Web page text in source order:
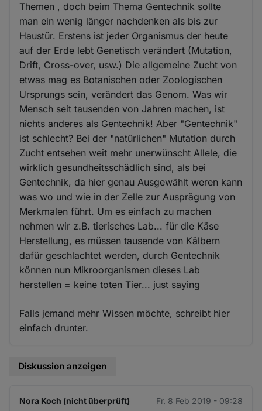
Themen , doch beim Thema Gentechnik sollte
man ein wenig länger nachdenken als bis zur
Haustür. Erstens ist jeder Organismus der heute
auf der Erde lebt Genetisch verändert (Mutation,
Drift, Cross-over, usw.) Die allgemeine Zucht von
etwas mag es Botanischen oder Zoologischen
Ursprungs sein, verändert das Genom. Was wir
Mensch seit tausenden von Jahren machen, ist
nichts anderes als Gentechnik! Aber "Gentechnik"
ist schlecht? Bei der "natürlichen" Mutation durch
Zucht entsehen weit mehr unerwünscht Allele, die
wirklich gesundheitsschädlich sind, als bei
Gentechnik, da hier genau Ausgewählt weren kann
was wo und wie in der Zelle zur Ausprägung von
Merkmalen führt. Um es einfach zu machen
nehmen wir z.B. tierisches Lab... für die Käse
Herstellung, es müssen tausende von Kälbern
dafür geschlachtet werden, durch Gentechnik
können nun Mikroorganismen dieses Lab
herstellen = keine toten Tier... just saying
Falls jemand mehr Wissen möchte, schreibt hier
einfach drunter.
Diskussion anzeigen
Nora Koch (nicht überprüft) Fr. 8 Feb 2019 - 09:28